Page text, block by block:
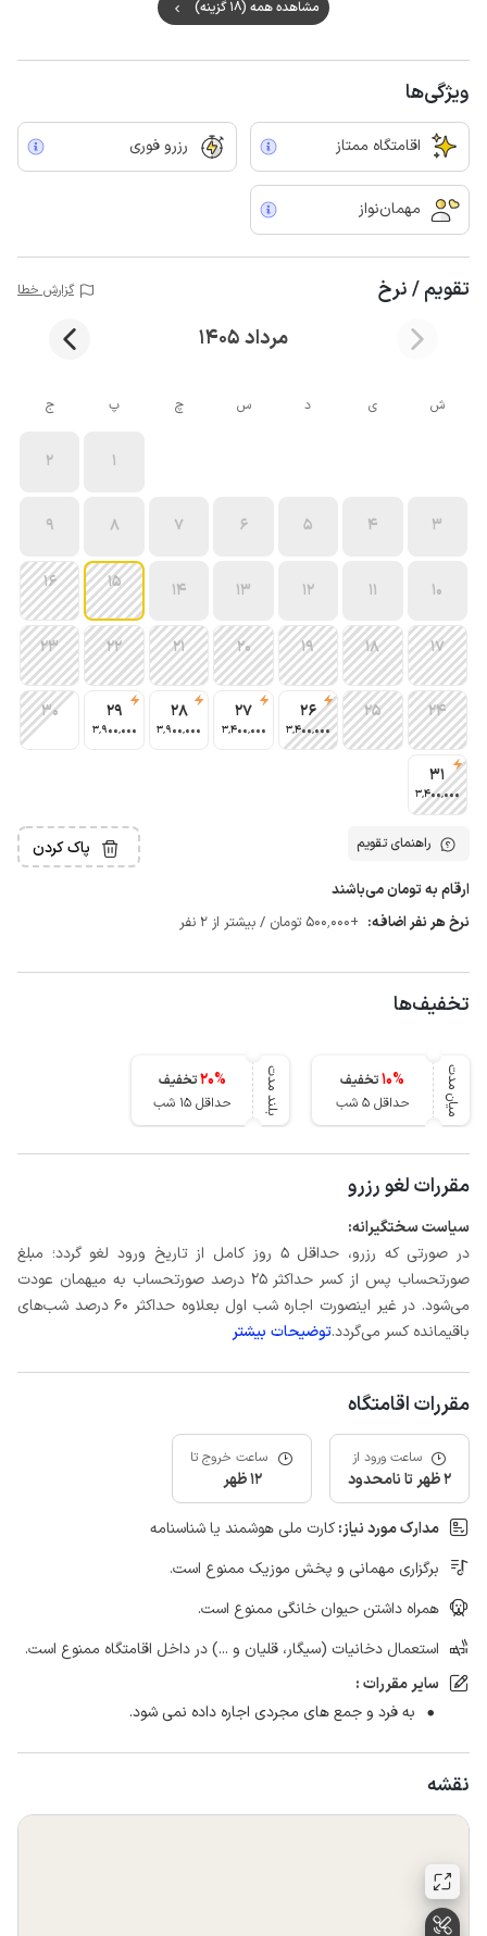
مشاهده همه (18 گزینه)
ویژگی‌ها
اقامتگاه ممتاز رزرو فوری
مهمان‌نواز
تقویم / نرخ گزارش خطا
مرداد 1405
ش ی د س چ پ ج
1
2
3
4
5
6
7
8
9
10
11
12
13
14
15
16
17
18
19
20
21
22
23
24
25
26
3٬400٬000
27
3٬400٬000
28
3٬900٬000
29
3٬900٬000
30
31
3٬400٬000
راهنمای تقویم پاک کردن
ارقام به تومان می‌باشند
نرخ هر نفر اضافه: +500٬000 تومان / بیشتر از 2 نفر
تخفیف‌ها
میان مدت 10%
تخفیف
حداقل 5 شب
بلند مدت 20%
تخفیف
حداقل 15 شب
مقررات لغو رزرو
سیاست سختگیرانه:
در صورتی که رزرو، حداقل 5 روز کامل از تاریخ ورود لغو گردد؛ مبلغ
صورتحساب پس از کسر حداکثر 25 درصد صورتحساب به میهمان عودت
می‌شود. در غیر اینصورت اجاره شب اول بعلاوه حداکثر 60 درصد شب‌های
باقیمانده کسر می‌گردد.توضیحات بیشتر
مقررات اقامتگاه
ساعت ورود از
2 ظهر تا نامحدود
ساعت خروج تا
12 ظهر
مدارک مورد نیاز:کارت ملی هوشمند یا شناسنامه
برگزاری مهمانی و پخش موزیک ممنوع است.
همراه داشتن حیوان خانگی ممنوع است.
استعمال دخانیات (سیگار، قلیان و ...) در داخل اقامتگاه ممنوع است.
سایر مقررات :
به فرد و جمع های مجردی اجاره داده نمی شود.
نقشه